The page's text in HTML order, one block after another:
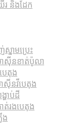
រ និងដែក
នាមប្រេះ
ាស៊ីនខាត់ប៉ូលា
េតុង
ាស៊ីនវីបេតុង
ហាប់ដី
ត់រងបេតុង
ង